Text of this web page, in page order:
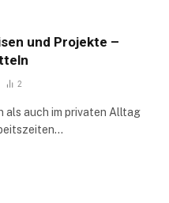
und Projekte –
2
als auch im privaten Alltag